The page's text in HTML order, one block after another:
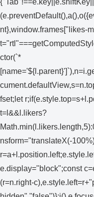
{"Tab"!==e.key||e.shiftKey||
nt},window.frames["likes-
ctor(`*
fset;let
t=l&&l.likers?
nsform="translateX(-
e.display="block";const
(r=n.right-